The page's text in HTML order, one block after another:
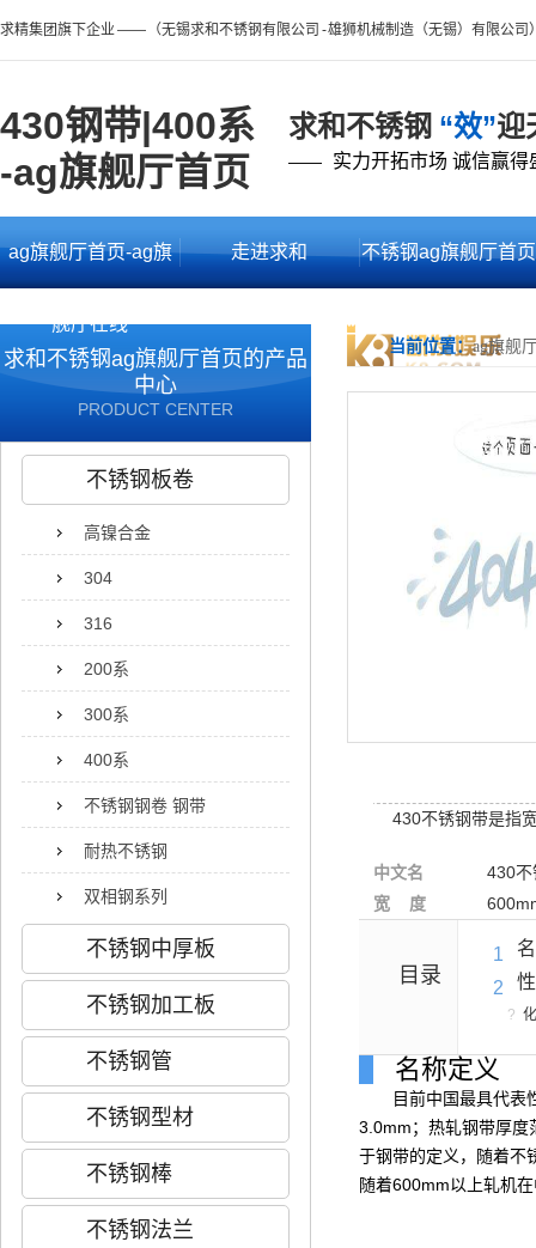
求精集团旗下企业 —— （无锡求和不锈钢有限公司 - 雄狮机械制造（无锡）有限公司
430钢带|400系
-ag旗舰厅首页
求和不锈钢 “效”迎
—— 实力开拓市场 诚信赢得
ag旗舰厅首页-ag旗
舰厅在线
走进求和 不锈钢ag旗舰厅首页
当前位置：ag旗舰
430不锈钢带是指
中文名
430不
宽 度
目录
1
2
?
名称定义
目前中国最具代表
3.0mm；热轧钢带厚
于钢带的定义，随着不
随着600mm以上轧机在
求和不锈钢ag旗舰厅首页的产品
中心
PRODUCT CENTER
不锈钢板卷
高镍合金
304
316
200系
300系
400系
不锈钢钢卷 钢带
耐热不锈钢
双相钢系列
不锈钢中厚板
不锈钢加工板
不锈钢管
不锈钢型材
不锈钢棒
不锈钢法兰